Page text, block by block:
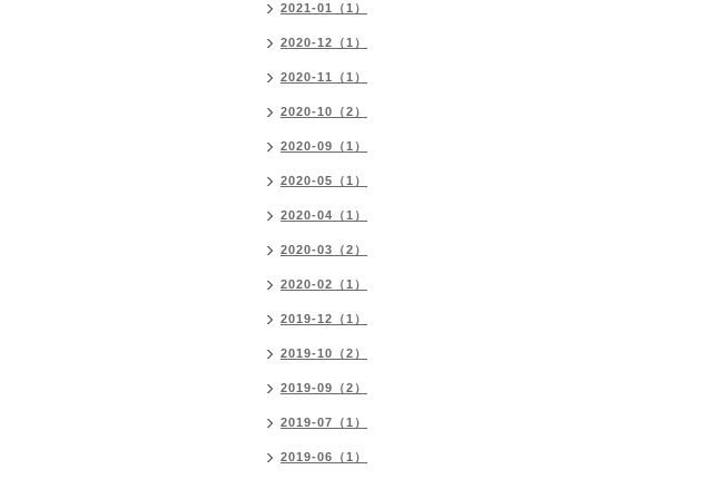
2021-01（1）
2020-12（1）
2020-11（1）
2020-10（2）
2020-09（1）
2020-05（1）
2020-04（1）
2020-03（2）
2020-02（1）
2019-12（1）
2019-10（2）
2019-09（2）
2019-07（1）
2019-06（1）